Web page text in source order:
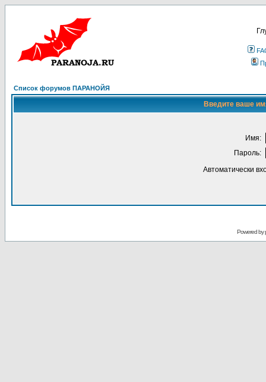
Список форумов ПАРАНОЙЯ
Введите ваше
Имя:
Пароль:
Автоматически
Powered by